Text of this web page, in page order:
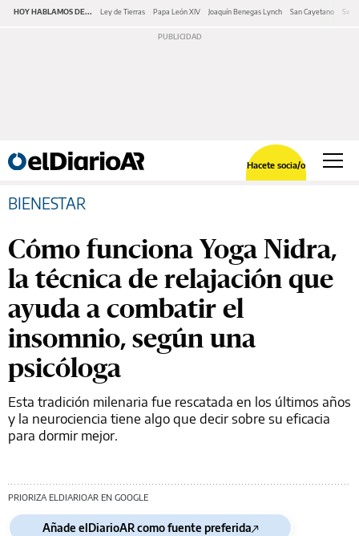
HOY HABLAMOS DE... Ley de Tierras Papa León XIV Joaquín Benegas Lynch San Cayetano
Hacete socia/o
BIENESTAR
Cómo funciona Yoga Nidra,
la técnica de relajación que
ayuda a combatir el
insomnio, según una
psicóloga
Esta tradición milenaria fue rescatada en los últimos años
y la neurociencia tiene algo que decir sobre su eficacia
para dormir mejor.
PRIORIZA ELDIARIOAR EN GOOGLE
Añade elDiarioAR como fuente preferida